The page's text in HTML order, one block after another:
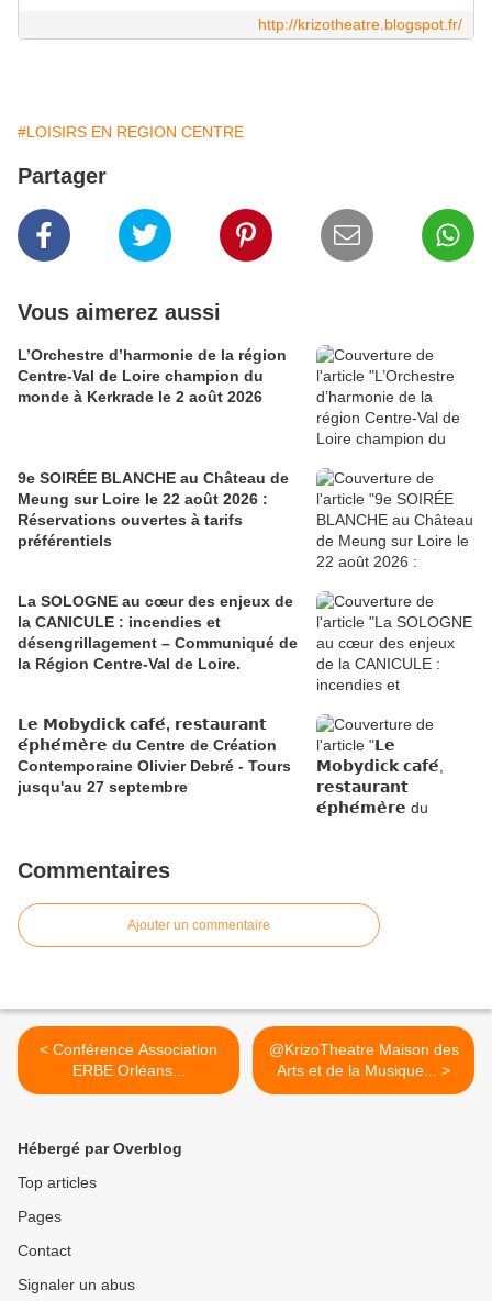
http://krizotheatre.blogspot.fr/
#LOISIRS EN REGION CENTRE
Partager
Vous aimerez aussi
L’Orchestre d’harmonie de la région
Centre-Val de Loire champion du
monde à Kerkrade le 2 août 2026
9e SOIRÉE BLANCHE au Château de
Meung sur Loire le 22 août 2026 :
Réservations ouvertes à tarifs
préférentiels
La SOLOGNE au cœur des enjeux de
la CANICULE : incendies et
désengrillagement – Communiqué de
la Région Centre-Val de Loire.
𝗟𝗲 𝗠𝗼𝗯𝘆𝗱𝗶𝗰𝗸 𝗰𝗮𝗳𝗲́, 𝗿𝗲𝘀𝘁𝗮𝘂𝗿𝗮𝗻𝘁
𝗲́𝗽𝗵𝗲́𝗺𝗲̀𝗿𝗲 du Centre de Création
Contemporaine Olivier Debré - Tours
jusqu'au 27 septembre
Commentaires
Ajouter un commentaire
< Conférence Association
ERBE Orléans...
@KrizoTheatre Maison des
Arts et de la Musique... >
Hébergé par Overblog
Top articles
Pages
Contact
Signaler un abus